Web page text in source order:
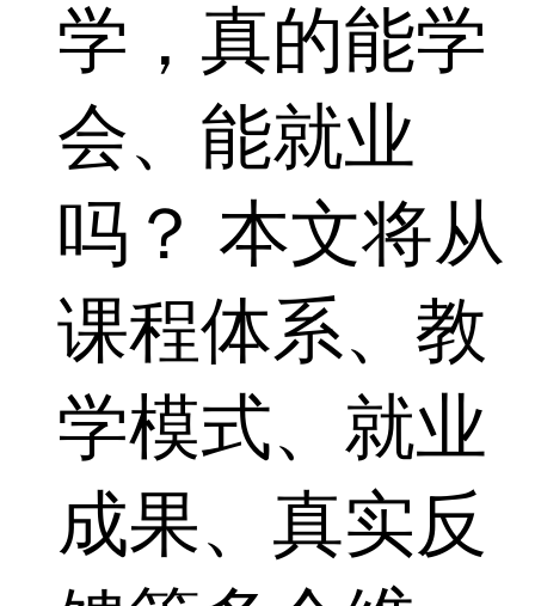
学，真的能学
会、能就业
吗？ 本文将从
课程体系、教
学模式、就业
成果、真实反